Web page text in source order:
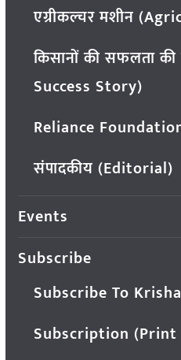
एग्रीकल्चर मशीन
किसानों की सफलता
Success Story)
Reliance
संपादकीय (Editorial)
Events
Subscribe
Subscribe To
Subscription